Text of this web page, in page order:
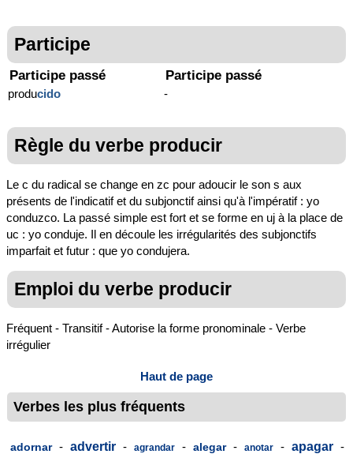
Participe
Participe passé
producido
Participe passé
-
Règle du verbe producir
Le c du radical se change en zc pour adoucir le son s aux
présents de l'indicatif et du subjonctif ainsi qu'à l'impératif : yo
conduzco. La passé simple est fort et se forme en uj à la place de
uc : yo conduje. Il en découle les irrégularités des subjonctifs
imparfait et futur : que yo condujera.
Emploi du verbe producir
Fréquent - Transitif - Autorise la forme pronominale - Verbe
irrégulier
Haut de page
Verbes les plus fréquents
adornar - advertir - agrandar - alegar - anotar - apagar -